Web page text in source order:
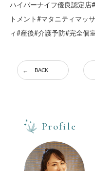
ハイパーナイフ優良認定店
トメント#マタニティマッ
ィ#産後#介護予防#完全個
BACK
Profile